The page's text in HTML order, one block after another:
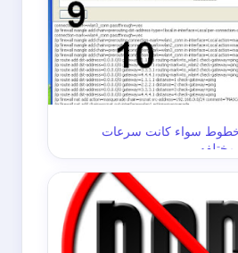
خطوط سواء كانت سرعات